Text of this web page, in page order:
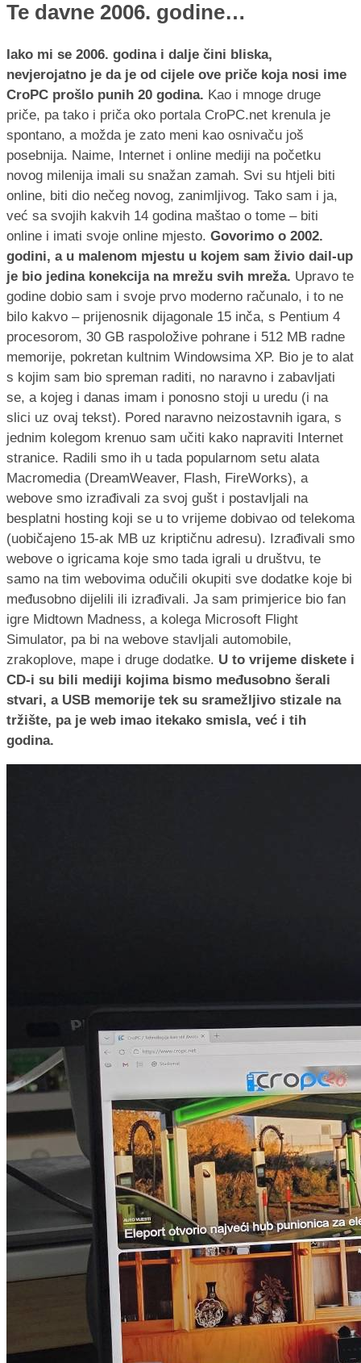
Te davne 2006. godine…
Iako mi se 2006. godina i dalje čini bliska,
nevjerojatno je da je od cijele ove priče koja nosi ime
CroPC prošlo punih 20 godina. Kao i mnoge druge
priče, pa tako i priča oko portala CroPC.net krenula je
spontano, a možda je zato meni kao osnivaču još
posebnija. Naime, Internet i online mediji na početku
novog milenija imali su snažan zamah. Svi su htjeli biti
online, biti dio nečeg novog, zanimljivog. Tako sam i ja,
već sa svojih kakvih 14 godina maštao o tome – biti
online i imati svoje online mjesto. Govorimo o 2002.
godini, a u malenom mjestu u kojem sam živio dail-up
je bio jedina konekcija na mrežu svih mreža. Upravo te
godine dobio sam i svoje prvo moderno računalo, i to ne
bilo kakvo – prijenosnik dijagonale 15 inča, s Pentium 4
procesorom, 30 GB raspoložive pohrane i 512 MB radne
memorije, pokretan kultnim Windowsima XP. Bio je to alat
s kojim sam bio spreman raditi, no naravno i zabavljati
se, a kojeg i danas imam i ponosno stoji u uredu (i na
slici uz ovaj tekst). Pored naravno neizostavnih igara, s
jednim kolegom krenuo sam učiti kako napraviti Internet
stranice. Radili smo ih u tada popularnom setu alata
Macromedia (DreamWeaver, Flash, FireWorks), a
webove smo izrađivali za svoj gušt i postavljali na
besplatni hosting koji se u to vrijeme dobivao od telekoma
(uobičajeno 15-ak MB uz kriptičnu adresu). Izrađivali smo
webove o igricama koje smo tada igrali u društvu, te
samo na tim webovima odučili okupiti sve dodatke koje bi
međusobno dijelili ili izrađivali. Ja sam primjerice bio fan
igre Midtown Madness, a kolega Microsoft Flight
Simulator, pa bi na webove stavljali automobile,
zrakoplove, mape i druge dodatke. U to vrijeme diskete i
CD-i su bili mediji kojima bismo međusobno šerali
stvari, a USB memorije tek su sramežljivo stizale na
tržište, pa je web imao itekako smisla, već i tih
godina.